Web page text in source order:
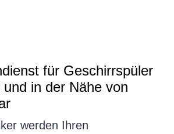
für Geschirrspüler
in der Nähe von
werden Ihren